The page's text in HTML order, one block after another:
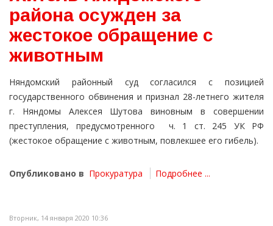
района осужден за
жестокое обращение с
животным
Няндомский районный суд согласился с позицией
государственного обвинения и признал 28-летнего жителя
г. Няндомы Алексея Шутова виновным в совершении
преступления, предусмотренного ч. 1 ст. 245 УК РФ
(жестокое обращение с животным, повлекшее его гибель).
Опубликовано в Прокуратура Подробнее ...
Вторник, 14 января 2020 10:36